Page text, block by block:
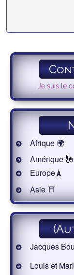
Je suis le
Afrique 🌍
Amérique 🗽
Europe🗼
Asie ⛩
Jacques
Louis et